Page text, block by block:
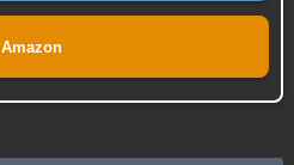
Amazon